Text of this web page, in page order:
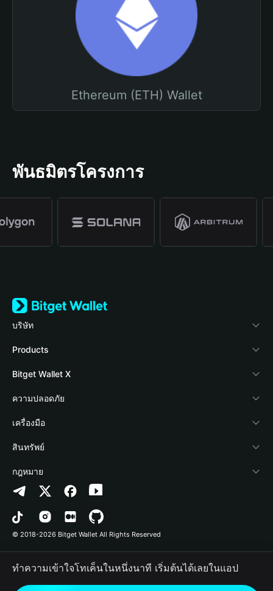
Ethereum (ETH) Wallet
พันธมิตรโครงการ
บริษัท
เกี่ยวกับ Bitget Wallet
Blog
Academy
ข่าวสารด้านคริปโต
ศูนย์ช่วยเหลือ
ติดต่อเรา
ทรัพยากรข้อมูลของแบรนด์
อาชีพ
Products
Crypto Card
Stablecoin Earn
Payfi Crypto
Crypto Swap API
Altcoin Season Index
Prediction Markets
DApp
RWA
Bitget Wallet X
นักพัฒนา
เชื่อมต่อ Wallet
Bitget Wallet Pay
ลิสต์โปรเจกต์
ความปลอดภัย
Protection Fund
เทคโนโลยีความปลอดภัย
เครื่องมือ
ซื้อคริปโต
การตรวจจับการอนุญาต
การตรวจจับสัญญา
การโอนเป็นชุด
สินทรัพย์
Arbitrum
Avalanche
Bitcoin
Polygon
กฎหมาย
นโยบายความเป็นส่วนตัว
ข้อตกลงในการใช้บริการ
© 2018-2026 Bitget Wallet All Rights Reserved
ทำความเข้าใจโทเค็นในหนึ่งนาที เริ่มต้นได้เลยในแอป